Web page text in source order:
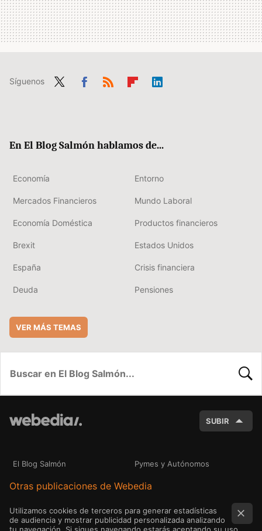
Síguenos
En El Blog Salmón hablamos de...
Economía Entorno
Mercados Financieros Mundo Laboral
Economía Doméstica Productos financieros
Brexit Estados Unidos
España Crisis financiera
Deuda Pensiones
VER MÁS TEMAS
SUBIR
El Blog Salmón Pymes y Autónomos
Otras publicaciones de Webedia
Utilizamos cookies de terceros para generar estadísticas
de audiencia y mostrar publicidad personalizada analizando